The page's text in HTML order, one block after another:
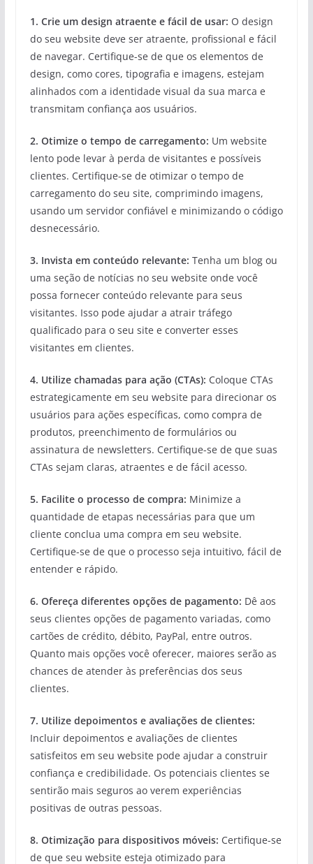
1. Crie um design atraente e fácil de usar: O design
do seu website deve ser atraente, profissional e fácil
de navegar. Certifique-se de que os elementos de
design, como cores, tipografia e imagens, estejam
alinhados com a identidade visual da sua marca e
transmitam confiança aos usuários.
2. Otimize o tempo de carregamento: Um website
lento pode levar à perda de visitantes e possíveis
clientes. Certifique-se de otimizar o tempo de
carregamento do seu site, comprimindo imagens,
usando um servidor confiável e minimizando o código
desnecessário.
3. Invista em conteúdo relevante: Tenha um blog ou
uma seção de notícias no seu website onde você
possa fornecer conteúdo relevante para seus
visitantes. Isso pode ajudar a atrair tráfego
qualificado para o seu site e converter esses
visitantes em clientes.
4. Utilize chamadas para ação (CTAs): Coloque CTAs
estrategicamente em seu website para direcionar os
usuários para ações específicas, como compra de
produtos, preenchimento de formulários ou
assinatura de newsletters. Certifique-se de que suas
CTAs sejam claras, atraentes e de fácil acesso.
5. Facilite o processo de compra: Minimize a
quantidade de etapas necessárias para que um
cliente conclua uma compra em seu website.
Certifique-se de que o processo seja intuitivo, fácil de
entender e rápido.
6. Ofereça diferentes opções de pagamento: Dê aos
seus clientes opções de pagamento variadas, como
cartões de crédito, débito, PayPal, entre outros.
Quanto mais opções você oferecer, maiores serão as
chances de atender às preferências dos seus
clientes.
7. Utilize depoimentos e avaliações de clientes:
Incluir depoimentos e avaliações de clientes
satisfeitos em seu website pode ajudar a construir
confiança e credibilidade. Os potenciais clientes se
sentirão mais seguros ao verem experiências
positivas de outras pessoas.
8. Otimização para dispositivos móveis: Certifique-se
de que seu website esteja otimizado para